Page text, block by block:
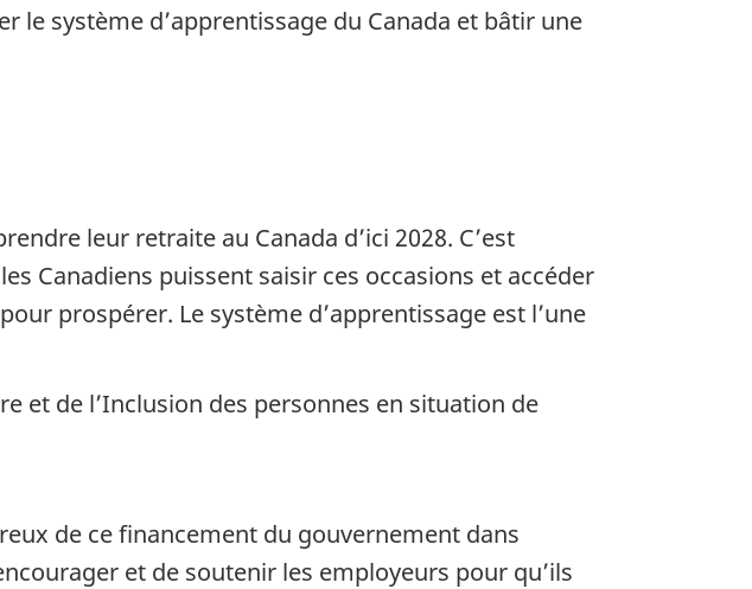
le système d’apprentissage du Canada et bâtir une
leur retraite au Canada d’ici 2028. C’est
Canadiens puissent saisir ces occasions et accéder
prospérer. Le système d’apprentissage est l’une
et de l’Inclusion des personnes en situation de
de ce financement du gouvernement dans
et de soutenir les employeurs pour qu’ils